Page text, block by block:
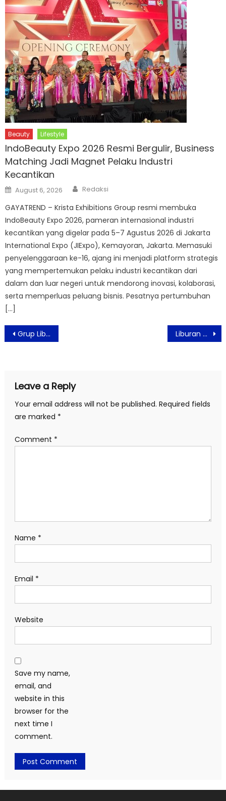
Beauty Lifestyle
IndoBeauty Expo 2026 Resmi Bergulir, Business
Matching Jadi Magnet Pelaku Industri
Kecantikan
Posted
on
August 6, 2026 Author
Redaksi
GAYATREND – Krista Exhibitions Group resmi membuka
IndoBeauty Expo 2026, pameran internasional industri
kecantikan yang digelar pada 5–7 Agustus 2026 di Jakarta
International Expo (JIExpo), Kemayoran, Jakarta. Memasuki
penyelenggaraan ke-16, ajang ini menjadi platform strategis
yang mempertemukan pelaku industri kecantikan dari
dalam dan luar negeri untuk mendorong inovasi, kolaborasi,
serta memperluas peluang bisnis. Pesatnya pertumbuhan
[…]
Post
navigation
Grup Liberta Hotel International Optimis Buka Properti Baru: LIBERTA HOTEL JIMBARAN Liburan Penting Juga untuk Kesehatan
Leave a Reply
Your email address will not be published. Required fields
are marked *
Comment *
Name *
Email *
Website
Save my name,
email, and
website in this
browser for the
next time I
comment.